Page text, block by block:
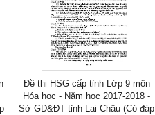
Đề thi HSG cấp tỉnh Lớp 9 môn
Hóa học - Năm học 2017-2018 -
Sở GD&ĐT tỉnh Lai Châu (Có đáp